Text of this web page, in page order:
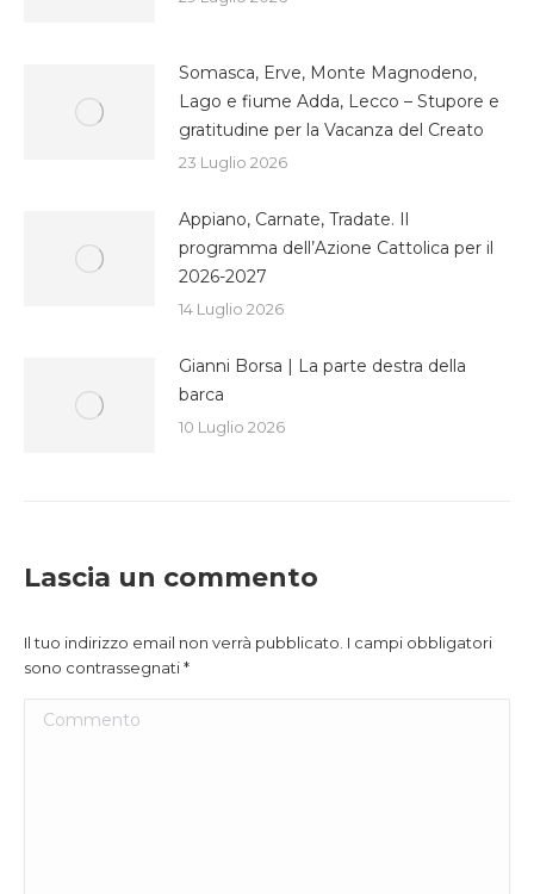
Somasca, Erve, Monte Magnodeno,
Lago e fiume Adda, Lecco – Stupore e
gratitudine per la Vacanza del Creato
23 Luglio 2026
Appiano, Carnate, Tradate. Il
programma dell’Azione Cattolica per il
2026-2027
14 Luglio 2026
Gianni Borsa | La parte destra della
barca
10 Luglio 2026
Lascia un commento
Il tuo indirizzo email non verrà pubblicato. I campi obbligatori
sono contrassegnati*
Commento